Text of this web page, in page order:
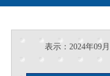
表示：2024年09月